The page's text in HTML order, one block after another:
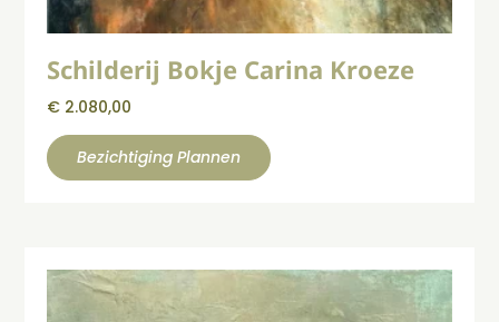
Schilderij Bokje Carina Kroeze
€ 2.080,00
Bezichtiging Plannen